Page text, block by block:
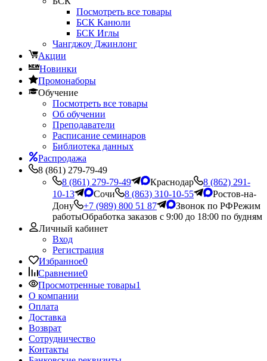
Посмотреть все товары
БСК Канюли
БСК Иглы
Чангджоу Джинлонг
Акции
Новинки
Промонаборы
Обучение
Посмотреть все товары
Об обучении
Преподаватели
Расписание семинаров
Библиотека данных
Распродажа
8 (861) 279-79-49
8 (861) 279-79-49
Краснодар
8 (862) 291-
10-13
Сочи 8 (863) 310-10-55
Ростов-на-
Дону
+7 (989) 800 51 87 Звонок по РФРежим
работыОбработка заказов с 9:00 до 18:00 по будням
Личный кабинет
Вход
Регистрация
Избранное0
Сравнение0
Просмотренные товары1
О компании
Оплата
Доставка
Возврат
Сотрудничество
Контакты